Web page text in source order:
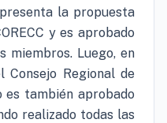
la propuesta
y es aprobado
miembros. Luego, en
Consejo Regional de
es también aprobado
realizado todas las